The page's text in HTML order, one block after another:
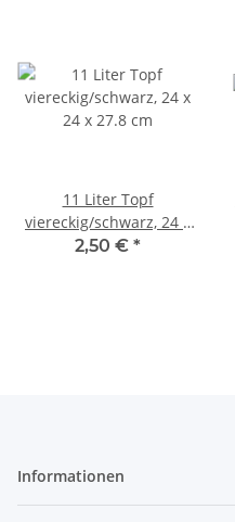
11 Liter Topf
viereckig/schwarz, 24 x
24 x 27.8 cm
2,50 € *
Informationen